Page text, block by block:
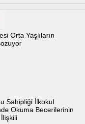
Orta Yaşlıların
Sahipliği İlkokul
Okuma Becerilerinin